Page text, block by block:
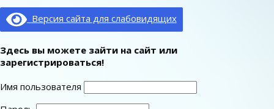
Версия сайта для слабовидящих
Здесь вы можете зайти на сайт или
зарегистрироваться!
Имя пользователя